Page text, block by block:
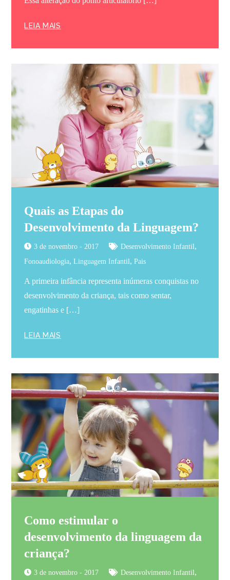
LEIA MAIS
Quais as Etapas do
Desenvolvimento da Linguagem?
3 de novembro - 2017 Desenvolvimento Infantil,
Fonoaudiologia,Linguagem Infantil,Pais
A primeira infância representa inúmeras conquistas no
desenvolvimento da criança, tais como sentar,
engatinhas e […]
LEIA MAIS
Como estimular o
desenvolvimento da linguagem da
criança?
3 de novembro - 2017 Desenvolvimento Infantil,